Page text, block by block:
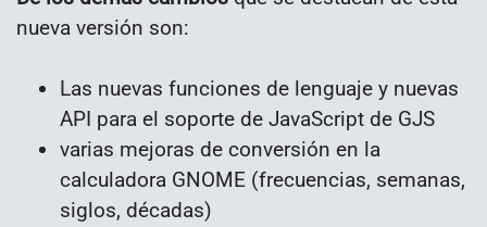
nueva versión son:
Las nuevas funciones de lenguaje y nuevas
API para el soporte de JavaScript de GJS
varias mejoras de conversión en la
calculadora GNOME (frecuencias, semanas,
siglos, décadas)